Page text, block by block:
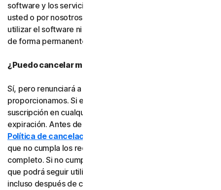
software y los servicios expire o sea rescindido por
usted o por nosotros. Una vez finalizado, ya no podrá
utilizar el software ni los servicios y deberá eliminarlos
de forma permanente de sus dispositivos.
¿Puedo cancelar mi suscripción?
Sí, pero renunciará a toda la protección en línea que le
proporcionamos. Si está seguro, puede cancelar su
suscripción en cualquier momento antes de su fecha de
expiración. Antes de cancelarla, consulte nuestra
Política de cancelación y reembolso
que no cumpla los requisitos para recibir un reembolso
completo. Si no cumple los requisitos, la buena noticia es
que podrá seguir utilizando el software y los servicios
incluso después de cancelar la suscripción, hasta que